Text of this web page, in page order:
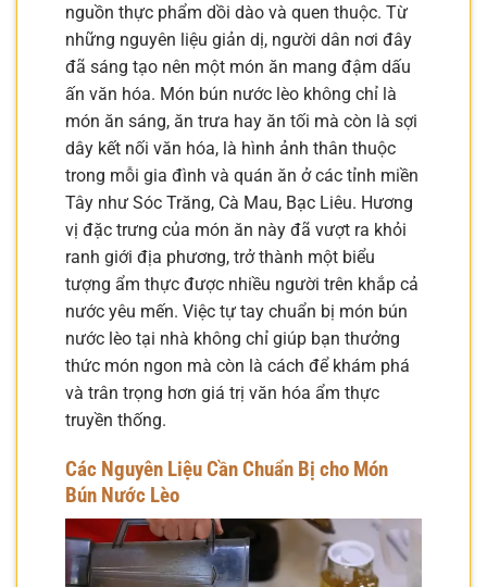
nguồn thực phẩm dồi dào và quen thuộc. Từ
những nguyên liệu giản dị, người dân nơi đây
đã sáng tạo nên một món ăn mang đậm dấu
ấn văn hóa. Món bún nước lèo không chỉ là
món ăn sáng, ăn trưa hay ăn tối mà còn là sợi
dây kết nối văn hóa, là hình ảnh thân thuộc
trong mỗi gia đình và quán ăn ở các tỉnh miền
Tây như Sóc Trăng, Cà Mau, Bạc Liêu. Hương
vị đặc trưng của món ăn này đã vượt ra khỏi
ranh giới địa phương, trở thành một biểu
tượng ẩm thực được nhiều người trên khắp cả
nước yêu mến. Việc tự tay chuẩn bị món bún
nước lèo tại nhà không chỉ giúp bạn thưởng
thức món ngon mà còn là cách để khám phá
và trân trọng hơn giá trị văn hóa ẩm thực
truyền thống.
Các Nguyên Liệu Cần Chuẩn Bị cho Món
Bún Nước Lèo